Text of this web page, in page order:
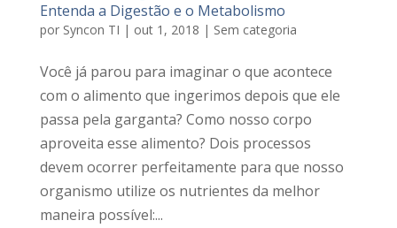
Entenda a Digestão e o Metabolismo
por Syncon TI | out 1, 2018 | Sem categoria
Você já parou para imaginar o que acontece
com o alimento que ingerimos depois que ele
passa pela garganta? Como nosso corpo
aproveita esse alimento? Dois processos
devem ocorrer perfeitamente para que nosso
organismo utilize os nutrientes da melhor
maneira possível:...